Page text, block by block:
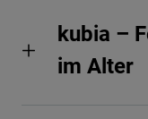
kubia –
im Alter